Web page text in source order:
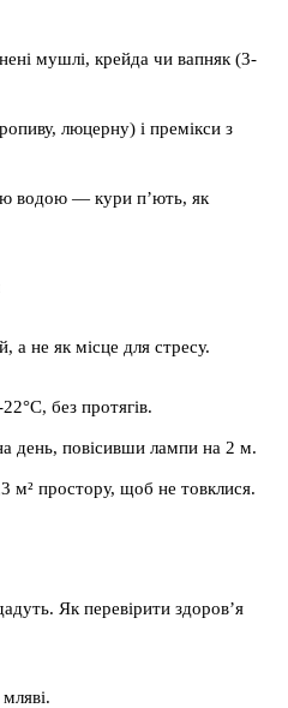
мушлі, крейда чи вапняк (3-
люцерну) і премікси з
водою — кури п’ють, як
а не як місце для стресу.
без протягів.
день, повісивши лампи на 2 м.
м² простору, щоб не товклися.
Як перевірити здоров’я